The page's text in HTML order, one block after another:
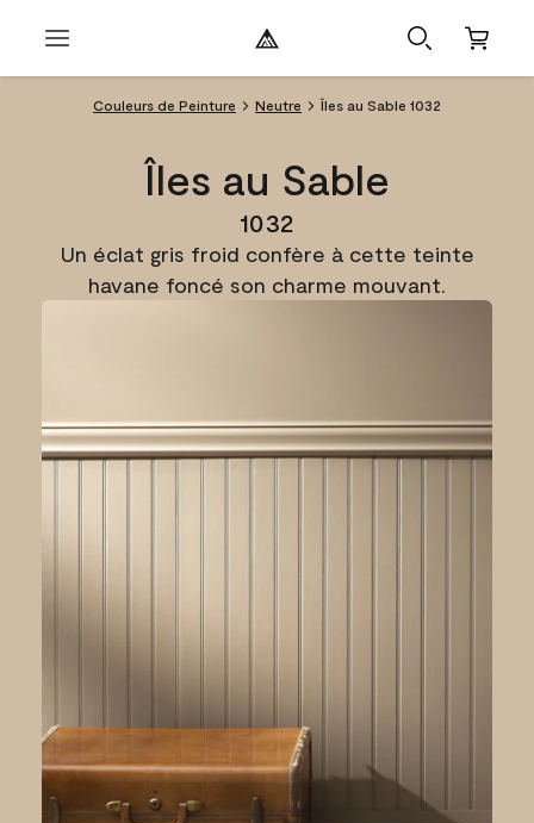
Couleurs de Peinture Neutre Îles au Sable 1032
Îles au Sable
1032
Un éclat gris froid confère à cette teinte
havane foncé son charme mouvant.